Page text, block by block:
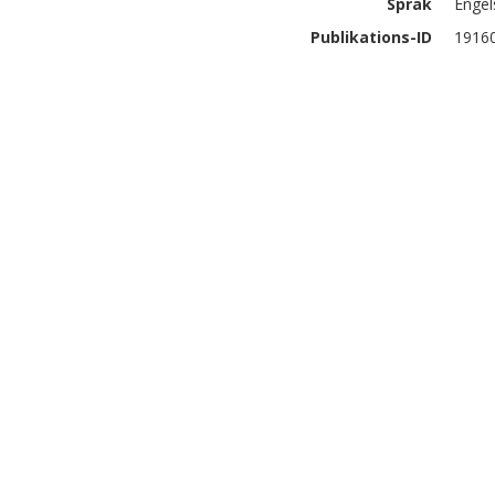
Publikations-ID